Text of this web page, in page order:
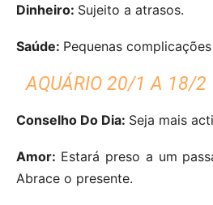
Dinheiro: Sujeito a atrasos.
Saúde: Pequenas
AQUÁRIO 20/1 A 18/2
Conselho Do Dia: Seja mais
Amor: Estará preso a um
Abrace o presente.